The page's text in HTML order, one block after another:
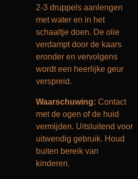
2-3 druppels aanlengen
met water en in het
schaaltje doen. De olie
verdampt door de kaars
eronder en vervolgens
wordt een heerlijke geur
verspreid.
Waarschuwing: Contact
met de ogen of de huid
vermijden. Uitsluitend voor
uitwendig gebruik. Houd
buiten bereik van
kinderen.